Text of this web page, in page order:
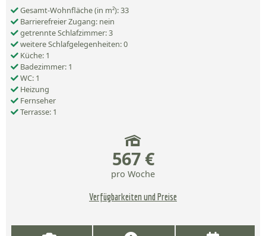
Gesamt-Wohnfläche (in m²): 33
Barrierefreier Zugang: nein
getrennte Schlafzimmer: 3
weitere Schlafgelegenheiten: 0
Küche: 1
Badezimmer: 1
WC: 1
Heizung
Fernseher
Terrasse: 1
567 €
pro Woche
Verfügbarkeiten und Preise